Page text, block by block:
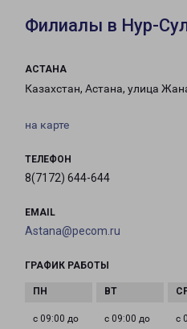
Филиалы в Нур-
АСТАНА
Казахстан, Астана, улица
на карте
ТЕЛЕФОН
8(7172) 644-644
EMAIL
Astana@pecom.ru
ГРАФИК РАБОТЫ
с 09:00 до с 09:00 до с